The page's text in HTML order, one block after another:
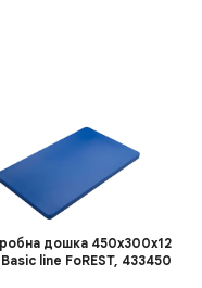
дошка 450х300х12
line FoREST, 433450